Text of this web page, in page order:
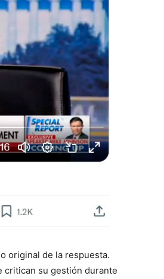
original de la respuesta.
critican su gestión durante